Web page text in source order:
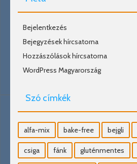
Bejelentkezés
Bejegyzések hírcsatorna
Hozzászólások hírcsatorna
WordPress Magyarország
Szó címkék
alfa-mix bake-free bejgli
csiga fánk gluténmentes